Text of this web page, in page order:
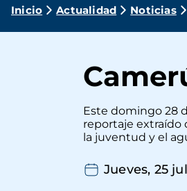
Ruta
navegación
Inicio Actualidad Noticias
Este domingo 28
reportaje extraído
la juventud y el
Jueves, 25